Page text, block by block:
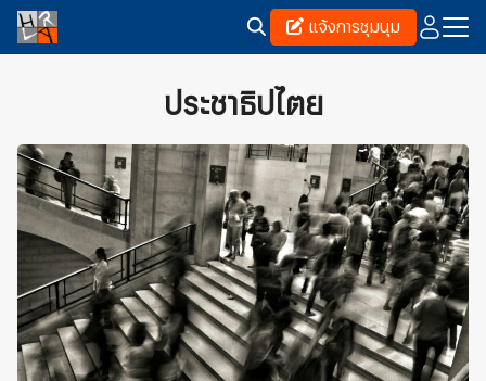
Skip
แจ้งการชุมนุม
ประชาธิปไตย